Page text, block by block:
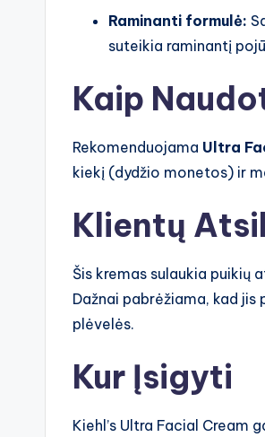
Raminanti formulė:
suteikia raminantį
Kaip
Rekomenduojama Ultra
kiekį (dydžio monetos) ir
Klientų
Šis kremas sulaukia
Dažnai pabrėžiama, kad
plėvelės.
Kur Įsigyti
Kiehl’s Ultra Facial Cream